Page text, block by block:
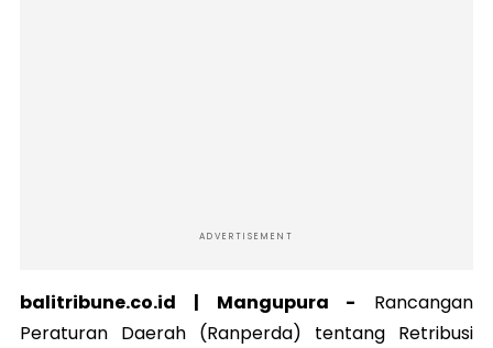
ADVERTISEMENT
balitribune.co.id | Mangupura - Rancangan
Peraturan Daerah (Ranperda) tentang Retribusi